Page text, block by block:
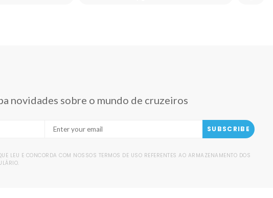
novidades sobre o mundo de cruzeiros
SUBSCRIBE
LEU E CONCORDA COM NOSSOS TERMOS DE USO REFERENTES AO ARMAZENAMENTO DOS